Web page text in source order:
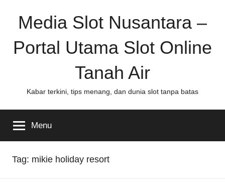
Media Slot Nusantara –
Portal Utama Slot Online
Tanah Air
Kabar terkini, tips menang, dan dunia slot tanpa batas
Menu
Tag: mikie holiday resort